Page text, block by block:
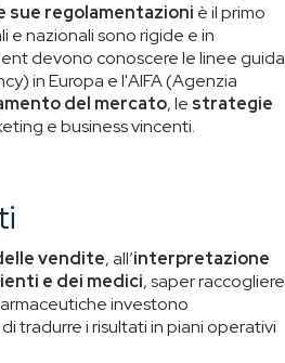
sue regolamentazioni è il primo
e nazionali sono rigide e in
devono conoscere le linee guida
in Europa e l'AIFA (Agenzia
del mercato, le strategie
e business vincenti.
vendite, all’interpretazione
e dei medici, saper raccogliere
investono
tradurre i risultati in piani operativi